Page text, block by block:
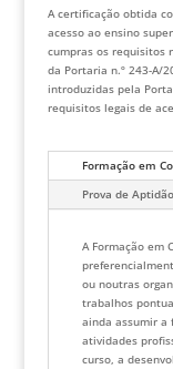
A certificação obtida
acesso ao ensino
cumpras os requisitos
da Portaria n.º 243-A/
introduzidas pela
requisitos legais de
Formação em
Prova de
A Formação em
ou noutras
trabalhos
ainda assumir a
atividades
curso, a